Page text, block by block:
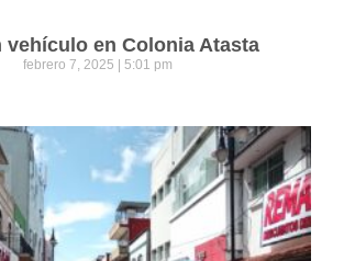
vehículo en Colonia Atasta
febrero 7, 2025 5:01 pm